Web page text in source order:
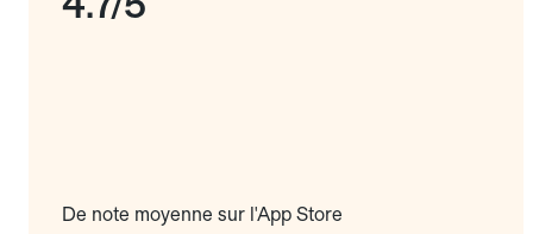
De note moyenne sur l'App Store